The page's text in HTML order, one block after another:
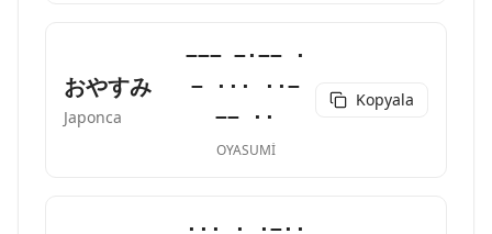
おやすみ
Japonca
−−− −·−− ·
− ··· ··−
−− ··
OYASUMI
Kopyala
··· · ·−··